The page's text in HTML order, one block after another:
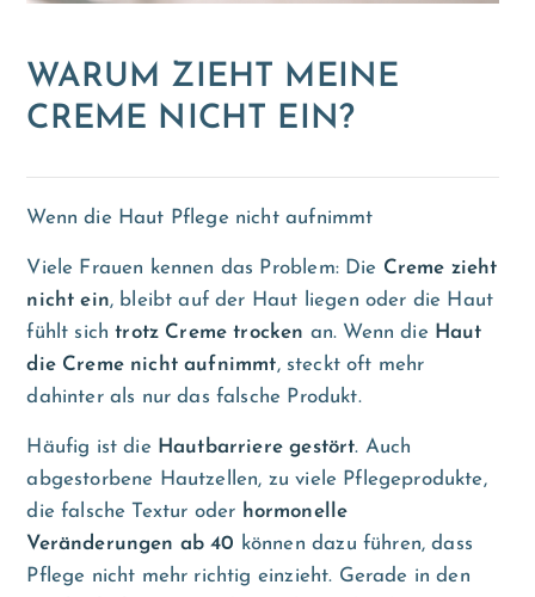
WARUM ZIEHT MEINE
CREME NICHT EIN?
Wenn die Haut Pflege nicht aufnimmt
Viele Frauen kennen das Problem: Die Creme zieht
nicht ein, bleibt auf der Haut liegen oder die Haut
fühlt sichtrotz Creme trocken an. Wenn die Haut
die Creme nicht aufnimmt, steckt oft mehr
dahinter als nur das falsche Produkt.
Häufig ist die Hautbarriere gestört. Auch
abgestorbene Hautzellen, zu viele Pflegeprodukte,
die falsche Textur oder hormonelle
Veränderungen ab 40 können dazu führen, dass
Pflege nicht mehr richtig einzieht. Gerade in den